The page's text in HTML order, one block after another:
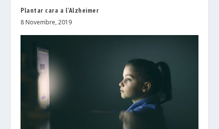
Plantar cara a l’Alzheimer
8 Novembre, 2019